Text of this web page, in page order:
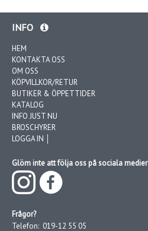
INFO
HEM
KONTAKTA OSS
OM OSS
KÖPVILLKOR/RETUR
BUTIKER & ÖPPETTIDER
KATALOG
INFO JUST NU
BROSCHYRER
LOGGA IN │
Glöm inte att följa oss på sociala medier
Frågor?
Telefon: 019-12 55 05